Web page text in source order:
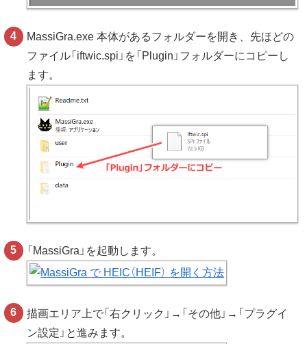
MassiGra.exe 本体があるフォルダーを開き、先ほどの
ファイル「iftwic.spi」を「Plugin」フォルダーにコピーし
ます。
「MassiGra」を起動します。
描画エリア上で「右クリック」→「その他」→「プラグイ
ン設定」と進みます。